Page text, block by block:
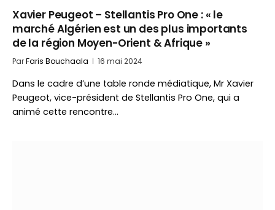
Xavier Peugeot – Stellantis Pro One : « le
marché Algérien est un des plus importants
de la région Moyen-Orient & Afrique »
ParFaris Bouchaala 16 mai 2024
Dans le cadre d’une table ronde médiatique, Mr Xavier
Peugeot, vice-président de Stellantis Pro One, qui a
animé cette rencontre…